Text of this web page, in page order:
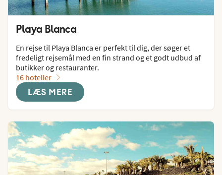
Playa Blanca
En rejse til Playa Blanca er perfekt til dig, der søger et
fredeligt rejsemål med en fin strand og et godt udbud af
butikker og restauranter.
16 hoteller
LÆS MERE